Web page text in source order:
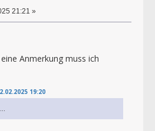
21:21 »
Anmerkung muss ich
19:20